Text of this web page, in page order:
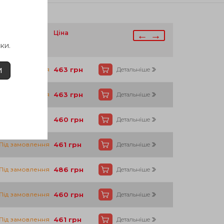
Ціна ← →
замовлення 463 грн Детальніше
Під замовлення 463 грн Детальніше
460 грн Детальніше
Під замовлення 461 грн Детальніше
Під замовлення 486 грн Детальніше
Під замовлення 460 грн Детальніше
Під замовлення 461 грн Детальніше